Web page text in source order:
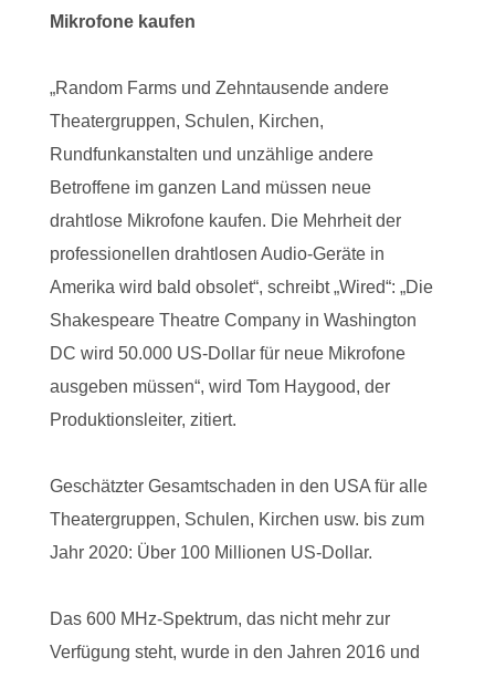
Mikrofone kaufen
„Random Farms und Zehntausende andere
Theatergruppen, Schulen, Kirchen,
Rundfunkanstalten und unzählige andere
Betroffene im ganzen Land müssen neue
drahtlose Mikrofone kaufen. Die Mehrheit der
professionellen drahtlosen Audio-Geräte in
Amerika wird bald obsolet“, schreibt „Wired“: „Die
Shakespeare Theatre Company in Washington
DC wird 50.000 US-Dollar für neue Mikrofone
ausgeben müssen“, wird Tom Haygood, der
Produktionsleiter, zitiert.
Geschätzter Gesamtschaden in den USA für alle
Theatergruppen, Schulen, Kirchen usw. bis zum
Jahr 2020: Über 100 Millionen US-Dollar.
Das 600 MHz-Spektrum, das nicht mehr zur
Verfügung steht, wurde in den Jahren 2016 und